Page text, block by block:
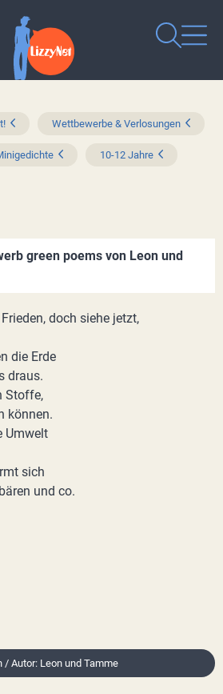
Wettbewerbe & Verlosungen
10-12 Jahre
green poems von Leon und
doch siehe jetzt,
die Erde
draus.
Stoffe,
können.
Umwelt
sich
und co.
/ Autor: Leon und Tamme